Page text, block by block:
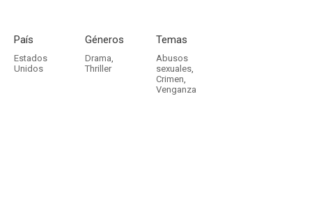
País
Estados
Unidos
Géneros
Drama,
Thriller
Temas
Abusos
sexuales,
Crimen,
Venganza